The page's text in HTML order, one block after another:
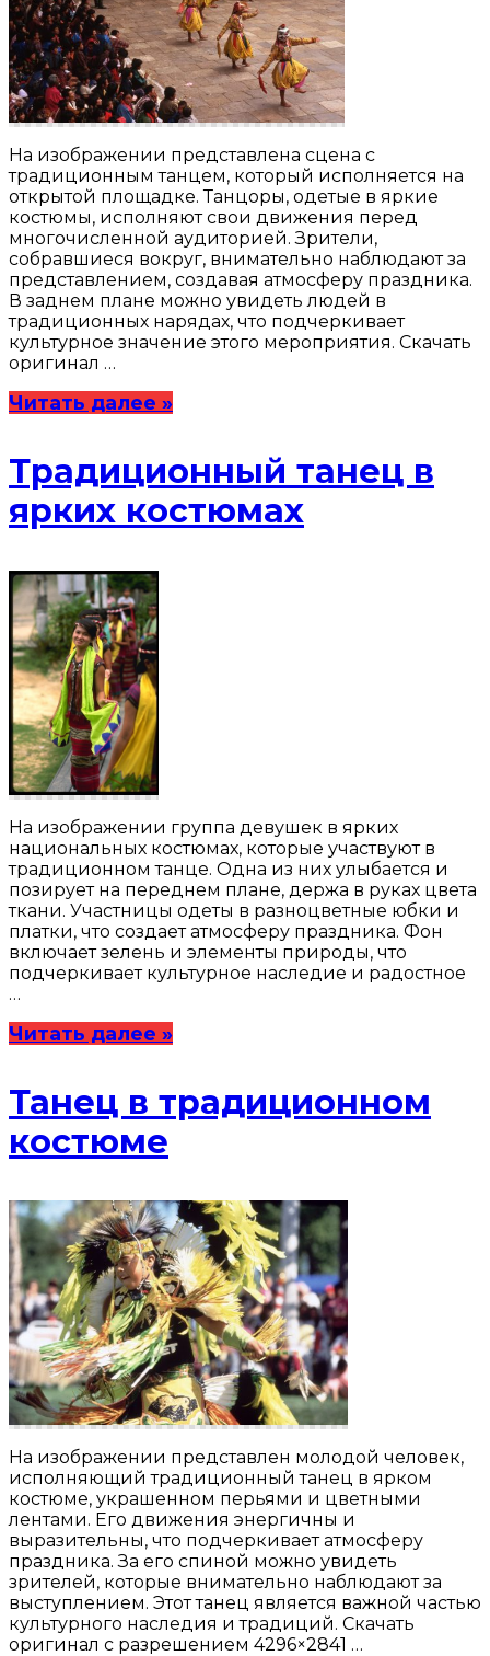
На изображении представлена сцена с
традиционным танцем, который исполняется на
открытой площадке. Танцоры, одетые в яркие
костюмы, исполняют свои движения перед
многочисленной аудиторией. Зрители,
собравшиеся вокруг, внимательно наблюдают за
представлением, создавая атмосферу праздника.
В заднем плане можно увидеть людей в
традиционных нарядах, что подчеркивает
культурное значение этого мероприятия. Скачать
оригинал …
Читать далее »
Традиционный танец в
ярких костюмах
На изображении группа девушек в ярких
национальных костюмах, которые участвуют в
традиционном танце. Одна из них улыбается и
позирует на переднем плане, держа в руках цвета
ткани. Участницы одеты в разноцветные юбки и
платки, что создает атмосферу праздника. Фон
включает зелень и элементы природы, что
подчеркивает культурное наследие и радостное
…
Читать далее »
Танец в традиционном
костюме
На изображении представлен молодой человек,
исполняющий традиционный танец в ярком
костюме, украшенном перьями и цветными
лентами. Его движения энергичны и
выразительны, что подчеркивает атмосферу
праздника. За его спиной можно увидеть
зрителей, которые внимательно наблюдают за
выступлением. Этот танец является важной частью
культурного наследия и традиций. Скачать
оригинал с разрешением 4296×2841 …